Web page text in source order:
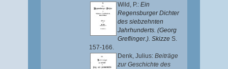
Wild, P.: Ein
Regensburger Dichter
des siebzehnten
Jahrhunderts. (Georg
Greflinger.). Skizze S.
157-166.
Denk, Julius: Beiträge
zur Geschichte des